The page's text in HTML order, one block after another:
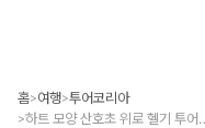
홈>여행>투어코리아
>